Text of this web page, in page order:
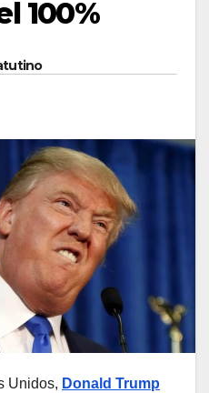
100%
Unidos, Donald Trump